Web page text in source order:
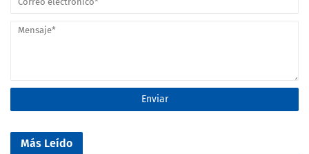
Más Leído